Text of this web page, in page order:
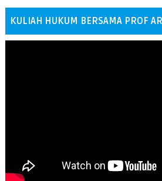
KULIAH HUKUM BERSAMA PROF